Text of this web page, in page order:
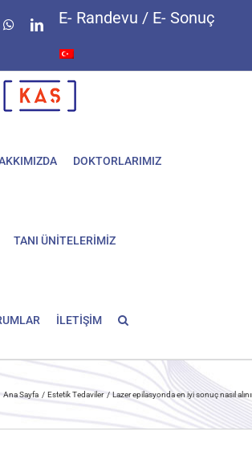
WhatsAppLinkedIn
E- Randevu / E- Sonuç
DOKTORLARIMIZ
TANI ÜNİTELERİMİZ
İLETİŞİM
Ana Sayfa Estetik Tedaviler Lazer epilasyonda en iyi sonuç nasıl